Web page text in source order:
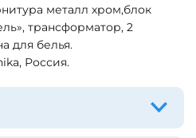
металл хром,блок
трансформатор, 2
для белья.
Россия.